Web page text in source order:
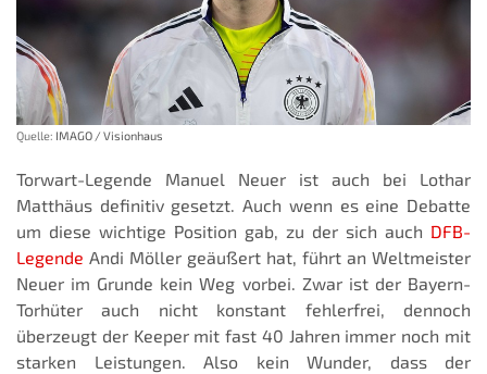
Quelle: IMAGO / Visionhaus
Torwart-Legende Manuel Neuer ist auch bei Lothar
Matthäus definitiv gesetzt. Auch wenn es eine Debatte
um diese wichtige Position gab, zu der sich auch DFB-
Legende Andi Möller geäußert hat, führt an Weltmeister
Neuer im Grunde kein Weg vorbei. Zwar ist der Bayern-
Torhüter auch nicht konstant fehlerfrei, dennoch
überzeugt der Keeper mit fast 40 Jahren immer noch mit
starken Leistungen. Also kein Wunder, dass der